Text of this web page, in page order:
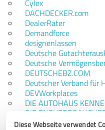
Diese Webseite verwendet
Cylex
DACHDECKER.com
DealerRater
Demandforce
designenlassen
Deutsche
Deutsche
DEUTSCHEBZ.COM
Deutscher Verband für
DEVWorkplaces
DIE AUTOHAUS
DIE
DIE FAHRRADKENNER